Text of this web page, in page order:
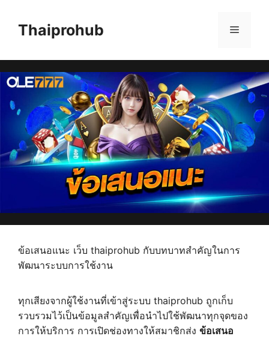
contentThaiprohub Menu
ข้อเสนอแนะ เว็บ thaiprohub กับบทบาทสำคัญในการ
พัฒนาระบบการใช้งาน
ทุกเสียงจากผู้ใช้งานที่เข้าสู่ระบบ thaiprohub ถูกเก็บ
รวบรวมไว้เป็นข้อมูลสำคัญเพื่อนำไปใช้พัฒนาทุกจุดของ
การให้บริการ การเปิดช่องทางให้สมาชิกส่ง ข้อเสนอ